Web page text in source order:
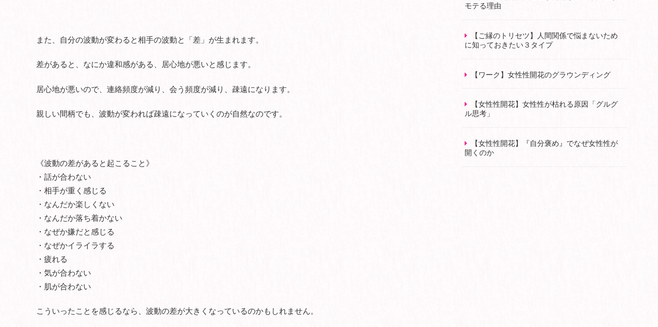
また、自分の波動が変わると相手の波動と「差」が生まれます。
差があると、なにか違和感がある、居心地が悪いと感じます。
居心地が悪いので、連絡頻度が減り、会う頻度が減り、疎遠になります。
親しい間柄でも、波動が変われば疎遠になっていくのが自然なのです。
《波動の差があると起こること》
・話が合わない
・相手が重く感じる
・なんだか楽しくない
・なんだか落ち着かない
・なぜか嫌だと感じる
・なぜかイライラする
・疲れる
・気が合わない
・肌が合わない
こういったことを感じるなら、波動の差が大きくなっているのかもしれません。
モテる理由
【ご縁のトリセツ】人間関係で悩まないため
に知っておきたい３タイプ
【ワーク】女性性開花のグラウンディング
【女性性開花】女性性が枯れる原因「グルグ
ル思考」
【女性性開花】『自分褒め』でなぜ女性性が
開くのか